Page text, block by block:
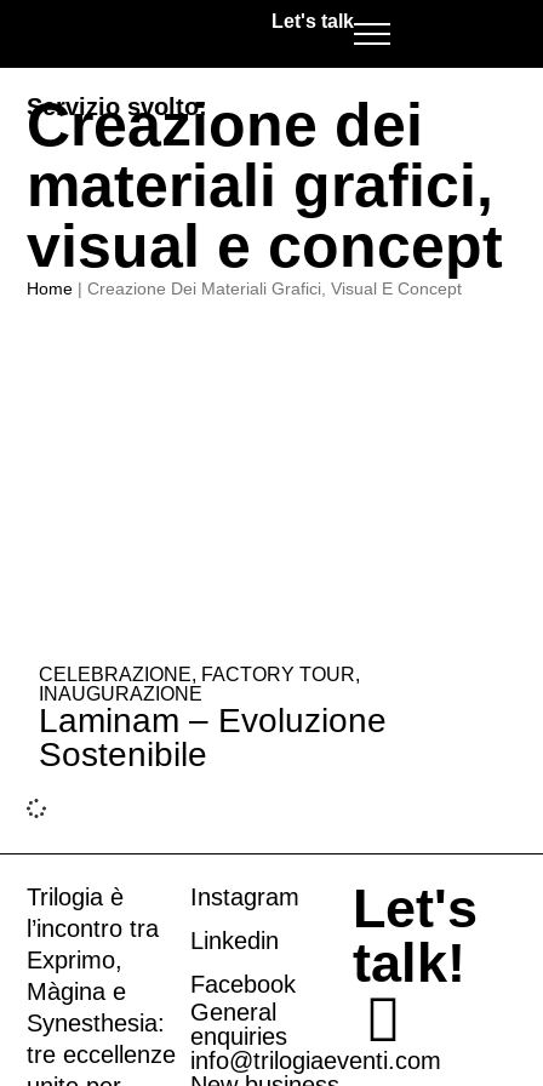
Let's talk
Servizio svolto:
Creazione dei
materiali grafici,
visual e concept
Home |Creazione Dei Materiali Grafici, Visual E Concept
CELEBRAZIONE, FACTORY TOUR,
INAUGURAZIONE
Laminam – Evoluzione
Sostenibile
Trilogia è
l’incontro tra
Exprimo,
Màgina e
Synesthesia:
tre eccellenze
Instagram
Linkedin
Facebook
General
enquiries
info@trilogiaeventi.com
Let's
talk!